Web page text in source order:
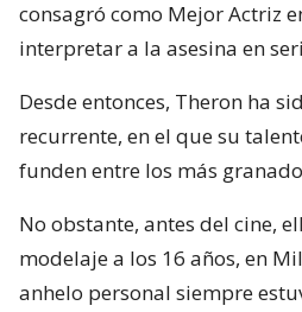
consagró como Mejor Actriz
interpretar a la asesina en
Desde entonces, Theron ha
recurrente, en el que su
funden entre los más
No obstante, antes del cine,
modelaje a los 16 años, en
anhelo personal siempre